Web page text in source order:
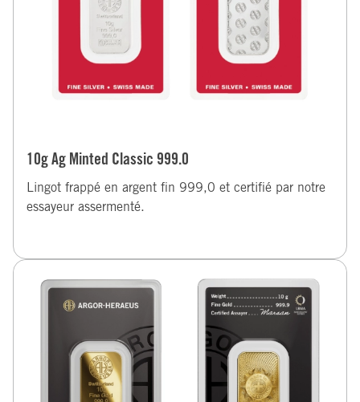
10g Ag Minted Classic 999.0
Lingot frappé en argent fin 999,0 et certifié par notre
essayeur assermenté.